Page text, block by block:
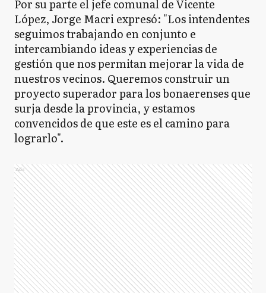
Por su parte el jefe comunal de Vicente
López, Jorge Macri expresó: "Los intendentes
seguimos trabajando en conjunto e
intercambiando ideas y experiencias de
gestión que nos permitan mejorar la vida de
nuestros vecinos. Queremos construir un
proyecto superador para los bonaerenses que
surja desde la provincia, y estamos
convencidos de que este es el camino para
lograrlo".
Ads